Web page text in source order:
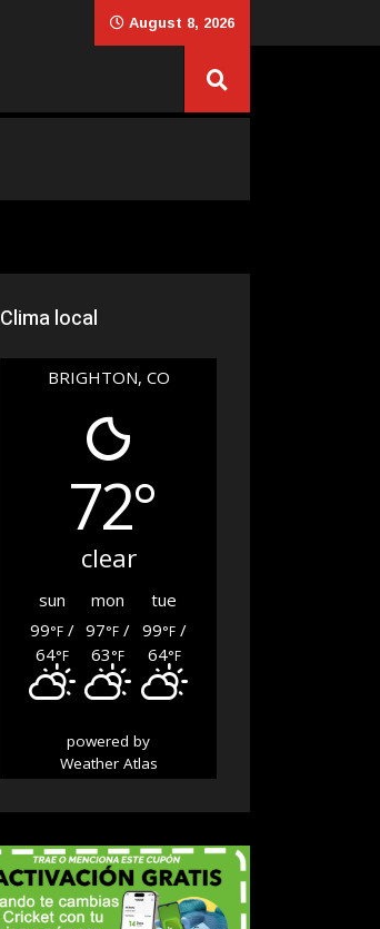
August 8, 2026
Clima local
BRIGHTON, CO
72°
clear
sun mon
tue
99°F /
64°F
97°F /
63°F
99°F/
64°F
powered by
Weather Atlas